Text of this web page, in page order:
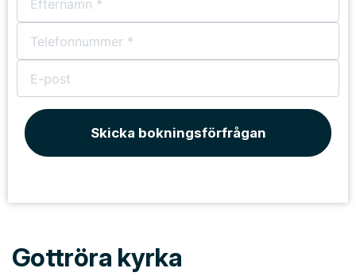
Skicka bokningsförfrågan
Gottröra kyrka